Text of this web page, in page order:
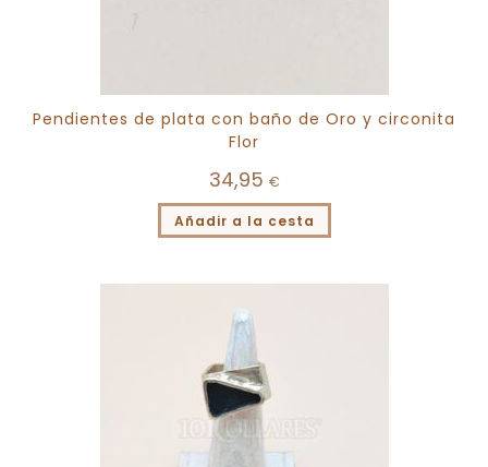
Pendientes de plata con baño de Oro y circonita
Flor
34,95 €
Añadir a la cesta